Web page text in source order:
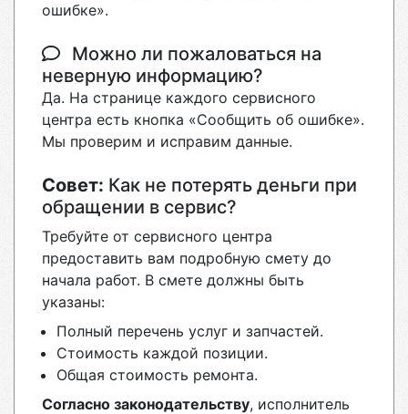
ошибке».
Можно ли пожаловаться на
неверную информацию?
Да. На странице каждого сервисного
центра есть кнопка «Сообщить об ошибке».
Мы проверим и исправим данные.
Совет: Как не потерять деньги при
обращении в сервис?
Требуйте от сервисного центра
предоставить вам подробную смету до
начала работ. В смете должны быть
указаны:
Полный перечень услуг и запчастей.
Стоимость каждой позиции.
Общая стоимость ремонта.
Согласно законодательству, исполнитель